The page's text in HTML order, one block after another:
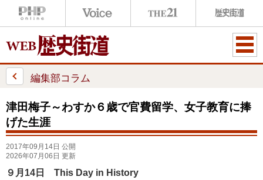
ME
編集部コラム
津田梅子～わすか６歳で官費留学、女子教育に捧
げた生涯
2017年09月14日 公開
2026年07月06日 更新
９月14日 This Day in History